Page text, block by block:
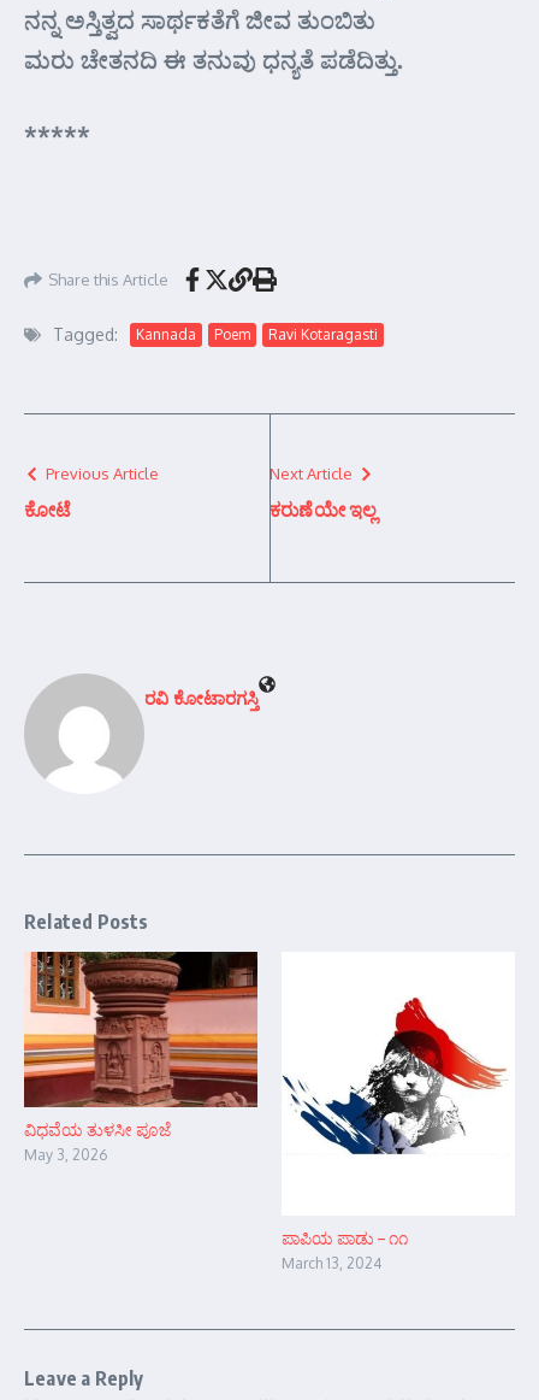
ನನ್ನ ಅಸ್ತಿತ್ವದ ಸಾರ್ಥಕತೆಗೆ ಜೀವ ತುಂಬಿತು
ಮರು ಚೇತನದಿ ಈ ತನುವು ಧನ್ಯತೆ ಪಡೆದಿತ್ತು.
*****
Share this Article
Tagged: Kannada Poem Ravi Kotaragasti
Previous Article
ಕೋಟೆ
Next Article
ಕರುಣೆಯೇ ಇಲ್ಲ
ರವಿ ಕೋಟಾರಗಸ್ತಿ
Related Posts
ವಿಧವೆಯ ತುಳಸೀ ಪೂಜೆ
May 3, 2026
ಪಾಪಿಯ ಪಾಡು – ೧೧
March 13, 2024
Leave a Reply